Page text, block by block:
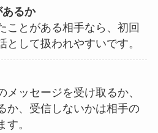
るか
ことがある相手なら、初回
として扱われやすいです。
メッセージを受け取るか、
か、受信しないかは相手の
す。